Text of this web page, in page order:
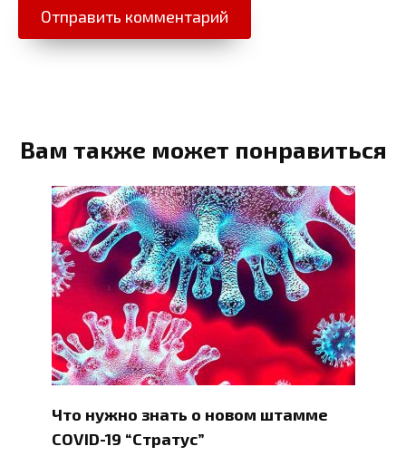
Вам также может понравиться
Что нужно знать о новом штамме
COVID-19 “Стратус”